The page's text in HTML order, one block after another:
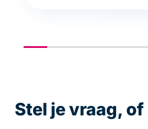
Stel je vraag,